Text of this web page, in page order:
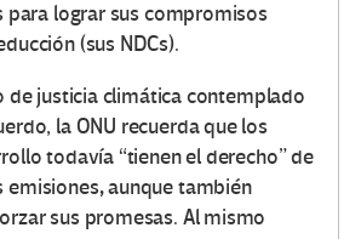
para lograr sus compromisos
(sus NDCs).
de justicia climática contemplado
la ONU recuerda que los
todavía “tienen el derecho” de
emisiones,aunque también
sus promesas. Al mismo